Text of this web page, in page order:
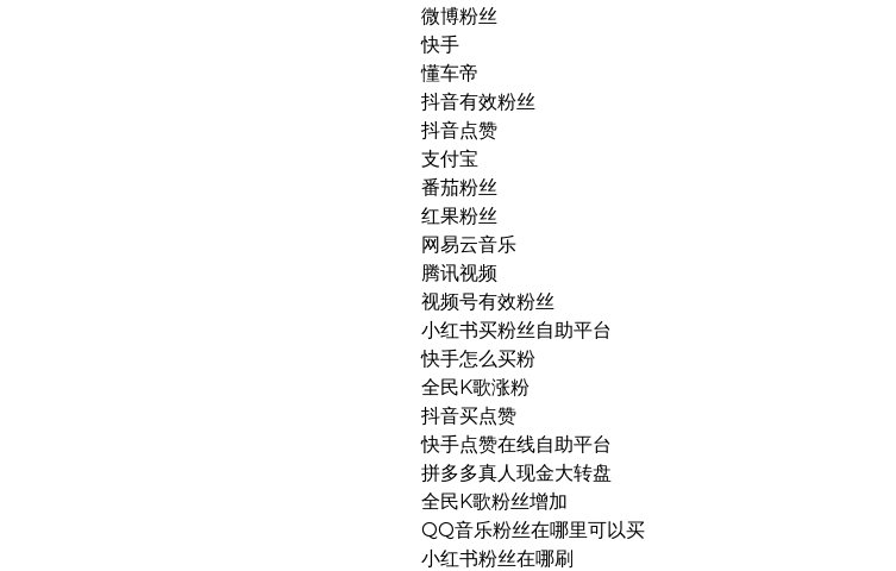
微博粉丝
快手
懂车帝
抖音有效粉丝
抖音点赞
支付宝
番茄粉丝
红果粉丝
网易云音乐
腾讯视频
视频号有效粉丝
小红书买粉丝自助平台
快手怎么买粉
全民K歌涨粉
抖音买点赞
快手点赞在线自助平台
拼多多真人现金大转盘
全民K歌粉丝增加
QQ音乐粉丝在哪里可以买
小红书粉丝在哪刷